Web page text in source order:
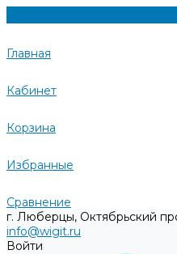
Главная
Кабинет
Корзина
Избранные
Сравнение
г. Люберцы, Октябрьский
info@wigit.ru
Войти